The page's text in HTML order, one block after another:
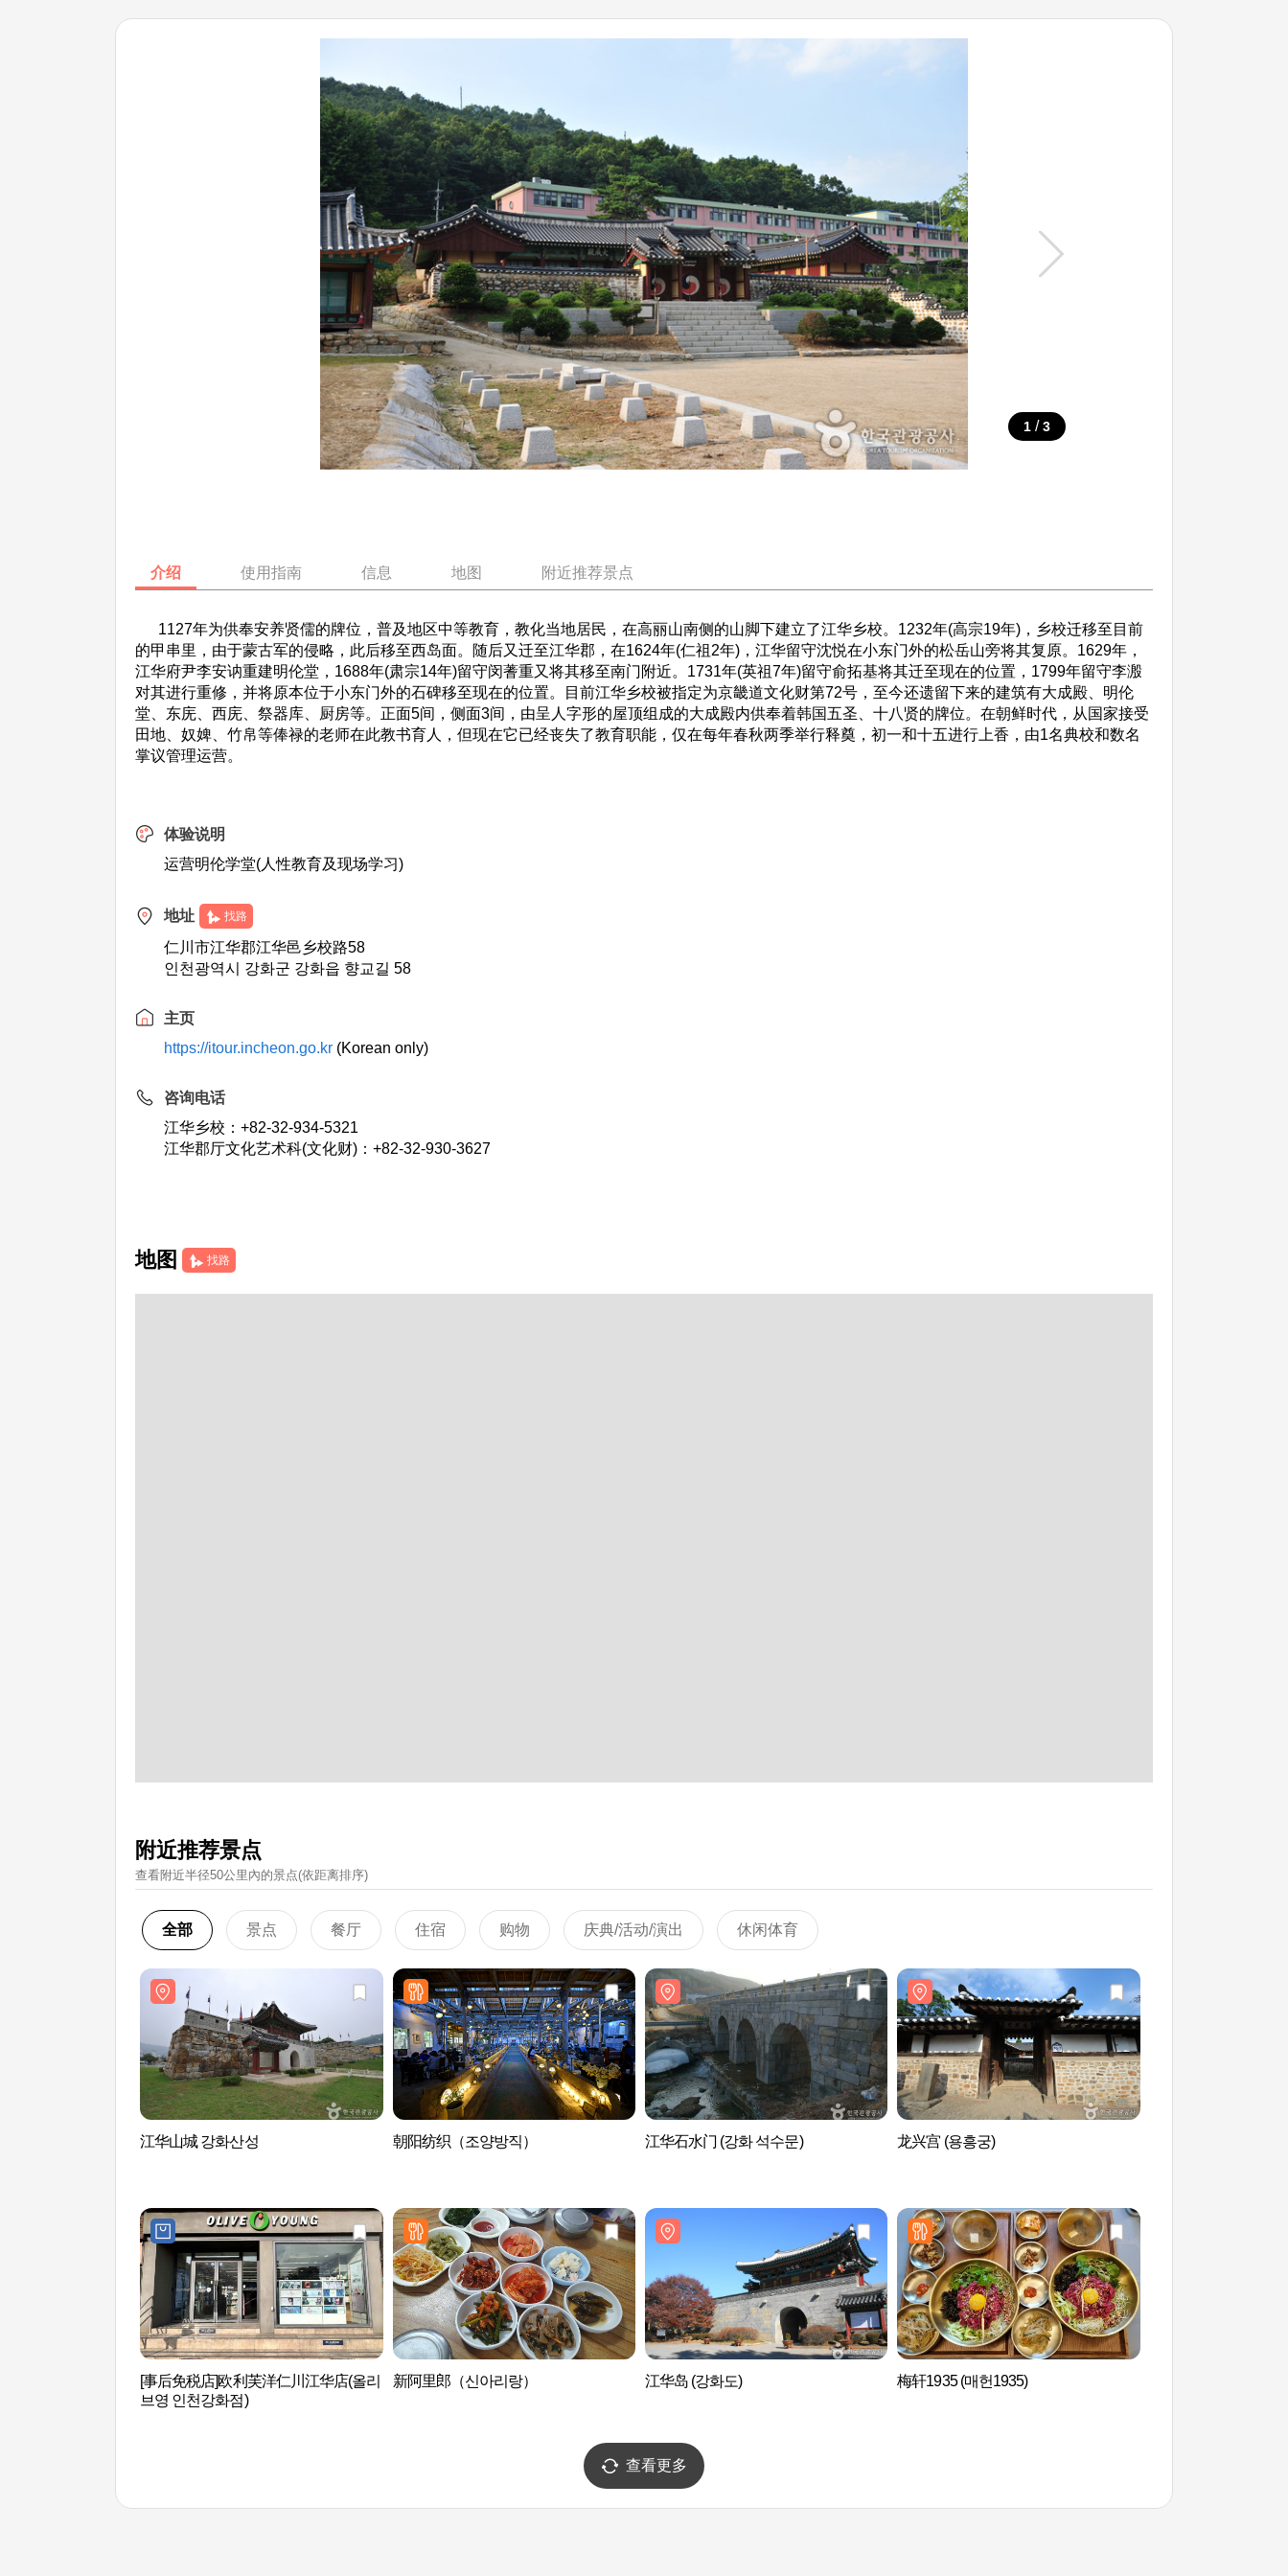
1 / 3
介绍 使用指南 信息 地图 附近推荐景点
1127年为供奉安养贤儒的牌位，普及地区中等教育，教化当地居民，在高丽山南侧的山脚下建立了江华乡校。1232年(高宗19年)，乡校迁移至目前
的甲串里，由于蒙古军的侵略，此后移至西岛面。随后又迁至江华郡，在1624年(仁祖2年)，江华留守沈悦在小东门外的松岳山旁将其复原。1629年，
江华府尹李安讷重建明伦堂，1688年(肃宗14年)留守闵蓍重又将其移至南门附近。1731年(英祖7年)留守俞拓基将其迁至现在的位置，1799年留守李溵
对其进行重修，并将原本位于小东门外的石碑移至现在的位置。目前江华乡校被指定为京畿道文化财第72号，至今还遗留下来的建筑有大成殿、明伦
堂、东庑、西庑、祭器库、厨房等。正面5间，侧面3间，由呈人字形的屋顶组成的大成殿内供奉着韩国五圣、十八贤的牌位。在朝鲜时代，从国家接受
田地、奴婢、竹帛等俸禄的老师在此教书育人，但现在它已经丧失了教育职能，仅在每年春秋两季举行释奠，初一和十五进行上香，由1名典校和数名
掌议管理运营。
体验说明
运营明伦学堂(人性教育及现场学习)
地址 找路
仁川市江华郡江华邑乡校路58
인천광역시 강화군 강화읍 향교길 58
主页
https://itour.incheon.go.kr (Korean only)
咨询电话
江华乡校：+82-32-934-5321
江华郡厅文化艺术科(文化财)：+82-32-930-3627
地图 找路
附近推荐景点
查看附近半径50公里內的景点(依距离排序)
全部 景点 餐厅 住宿 购物 庆典/活动/演出 休闲体育
江华山城 강화산성 朝阳纺织（조양방직） 江华石水门 (강화 석수문) 龙兴宫 (용흥궁)
[事后免税店]欧利芙洋仁川江华店(올리
브영 인천강화점)
新阿里郎（신아리랑） 江华岛 (강화도) 梅轩1935 (매헌1935)
查看更多